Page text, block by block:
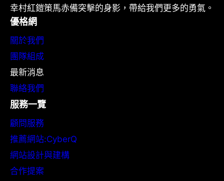
幸村紅鎧策馬赤備突擊的身影，帶給我們更多的勇氣。
優格網
關於我們
團隊組成
最新消息
聯絡我們
服務一覽
顧問服務
推薦網站:CyberQ
網站設計與建構
合作提案